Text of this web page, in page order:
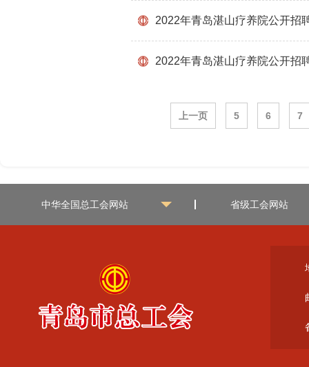
2022年青岛湛山疗养院公开招
2022年青岛湛山疗养院公开招
上一页 5 6 7
中华全国总工会网站 省级工会网站